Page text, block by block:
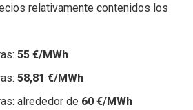
relativamente contenidos los
55 €/MWh
58,81 €/MWh
alrededor de 60 €/MWh